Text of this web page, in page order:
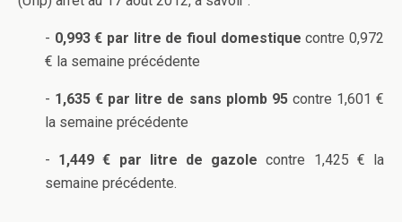
- 0,993 € par litre de fioul domestique contre 0,972
€ la semaine précédente
- 1,635 € par litre de sans plomb 95 contre 1,601 €
la semaine précédente
- 1,449 € par litre de gazole contre 1,425 € la
semaine précédente.